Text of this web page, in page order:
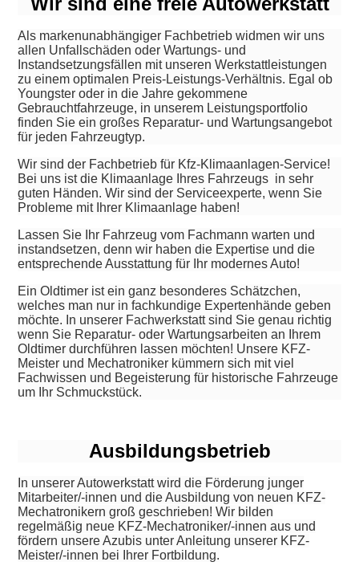
Als markenunabhängiger Fachbetrieb widmen wir uns
allen Unfallschäden oder Wartungs- und
Instandsetzungsfällen mit unseren Werkstattleistungen
zu einem optimalen Preis-Leistungs-Verhältnis. Egal ob
Youngster oder in die Jahre gekommene
Gebrauchtfahrzeuge, in unserem Leistungsportfolio
finden Sie ein großes Reparatur- und Wartungsangebot
für jeden Fahrzeugtyp.
Wir sind der Fachbetrieb für Kfz-Klimaanlagen-Service!
Bei uns ist die Klimaanlage Ihres Fahrzeugs in sehr
guten Händen. Wir sind der Serviceexperte, wenn Sie
Probleme mit Ihrer Klimaanlage haben!
Lassen Sie Ihr Fahrzeug vom Fachmann warten und
instandsetzen, denn wir haben die Expertise und die
entsprechende Ausstattung für Ihr modernes Auto!
Ein Oldtimer ist ein ganz besonderes Schätzchen,
welches man nur in fachkundige Expertenhände geben
möchte. In unserer Fachwerkstatt sind Sie genau richtig
wenn Sie Reparatur- oder Wartungsarbeiten an Ihrem
Oldtimer durchführen lassen möchten! Unsere KFZ-
Meister und Mechatroniker kümmern sich mit viel
Fachwissen und Begeisterung für historische Fahrzeuge
um Ihr Schmuckstück.
Ausbildungsbetrieb
In unserer Autowerkstatt wird die Förderung junger
Mitarbeiter/-innen und die Ausbildung von neuen KFZ-
Mechatronikern groß geschrieben! Wir bilden
regelmäßig neue KFZ-Mechatroniker/-innen aus und
fördern unsere Azubis unter Anleitung unserer KFZ-
Meister/-innen bei Ihrer Fortbildung.